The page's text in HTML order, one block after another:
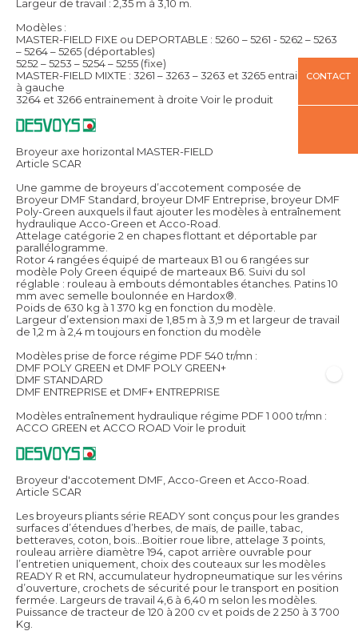
Largeur de travail : 2,35 m à 3,10 m.
Modèles :
MASTER-FIELD FIXE ou DEPORTABLE : 5260 – 5261 - 5262 – 5263
– 5264 – 5265 (déportables)
5252 – 5253 – 5254 – 5255 (fixe)
MASTER-FIELD MIXTE : 3261 – 3263 – 3263 et 3265 entrainement
à gauche
3264 et 3266 entrainement à droite Voir le produit
Broyeur axe horizontal MASTER-FIELD
Article SCAR
Une gamme de broyeurs d’accotement composée de
Broyeur DMF Standard, broyeur DMF Entreprise, broyeur DMF
Poly-Green auxquels il faut ajouter les modèles à entraînement
hydraulique Acco-Green et Acco-Road.
Attelage catégorie 2 en chapes flottant et déportable par
parallélogramme.
Rotor 4 rangées équipé de marteaux B1 ou 6 rangées sur
modèle Poly Green équipé de marteaux B6. Suivi du sol
réglable : rouleau à embouts démontables étanches. Patins 10
mm avec semelle boulonnée en Hardox®.
Poids de 630 kg à 1 370 kg en fonction du modèle.
Largeur d’extension maxi de 1,85 m à 3,9 m et largeur de travail
de 1,2 m à 2,4 m toujours en fonction du modèle
Modèles prise de force régime PDF 540 tr/mn :
DMF POLY GREEN et DMF POLY GREEN+
DMF STANDARD
DMF ENTREPRISE et DMF+ ENTREPRISE
Modèles entraînement hydraulique régime PDF 1 000 tr/mn :
ACCO GREEN et ACCO ROAD Voir le produit
Broyeur d'accotement DMF, Acco-Green et Acco-Road.
Article SCAR
Les broyeurs pliants série READY sont conçus pour les grandes
surfaces d’étendues d’herbes, de maïs, de paille, tabac,
betteraves, coton, bois…Boitier roue libre, attelage 3 points,
rouleau arrière diamètre 194, capot arrière ouvrable pour
l’entretien uniquement, choix des couteaux sur les modèles
READY R et RN, accumulateur hydropneumatique sur les vérins
d’ouverture, crochets de sécurité pour le transport en position
fermée. Largeurs de travail 4,6 à 6,40 m selon les modèles.
Puissance de tracteur de 120 à 200 cv et poids de 2 250 à 3 700
Kg.
CONTACT